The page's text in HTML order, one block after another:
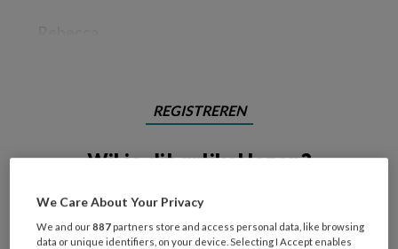
REGISTREREN
Wil je dit artikel lezen?
Maak gratis een account aan en lees 2
artikelen gratis per maand
We Care About Your Privacy
We and our887 partners store and access personal data, like browsing
data or unique identifiers, on your device. Selecting I Accept enables